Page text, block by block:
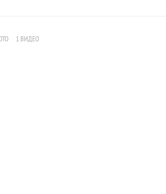
1 ВИДЕО